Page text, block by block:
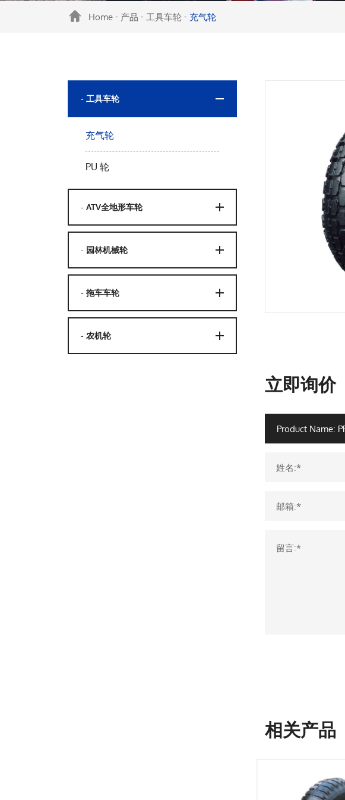
Home - 产品 - 工具车轮 - 充气轮
- 工具车轮
充气轮
PU 轮
- ATV全地形车轮
- 园林机械轮
- 拖车车轮
- 农机轮
立即询价
姓名:*
邮箱:*
留言:*
相关产品